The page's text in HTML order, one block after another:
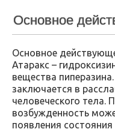
Основное
Основное
Атаракс –
вещества
заключается в
человеческого тела.
возбужденность
появления